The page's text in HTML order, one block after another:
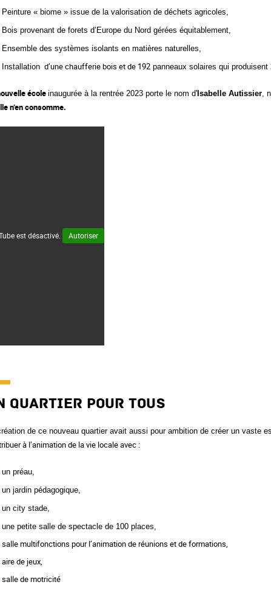
Peinture « biome » issue de la valorisation de déchets agricoles,
Bois provenant de forets d’Europe du Nord gérées équitablement,
Ensemble des systèmes isolants en matières naturelles,
Installation d’une chaufferie bois et de 192panneaux solaires qui
écoleinaugurée à la rentrée 2023 porte le nom d'Isabelle Autissier,
n’en consomme.
est désactivé. Autoriser
quartier pour tous
de ce nouveau quartier avait aussi pour ambition de créer un vaste
à l’animation de la vie locale avec :
un préau,
un jardin pédagogique,
un citystade,
une petite salle de spectacle de 100 places,
salle multifonctions pour l’animation de réunions et de formations,
aire de jeux,
salle de motricité